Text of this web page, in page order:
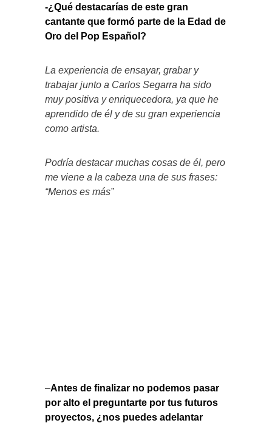
-¿Qué destacarías de este gran
cantante que formó parte de la Edad de
Oro del Pop Español?
La experiencia de ensayar, grabar y
trabajar junto a Carlos Segarra ha sido
muy positiva y enriquecedora, ya que he
aprendido de él y de su gran experiencia
como artista.
Podría destacar muchas cosas de él, pero
me viene a la cabeza una de sus frases:
“Menos es más”
–Antes de finalizar no podemos pasar
por alto el preguntarte por tus futuros
proyectos, ¿nos puedes adelantar